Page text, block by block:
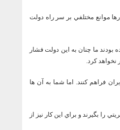
با فنون هيتلري دولت را مورد هجوم قرار دادند از سال 84 تا به حال بارها موانع مختلفي بر سر راه دولت
غربي پيغام داده بودند ما چنان به اين دولت فشار
نخواهد کرد.
فراهم کنند. اما شما به آن ها
را بگيرند و براي اين کار نيز از